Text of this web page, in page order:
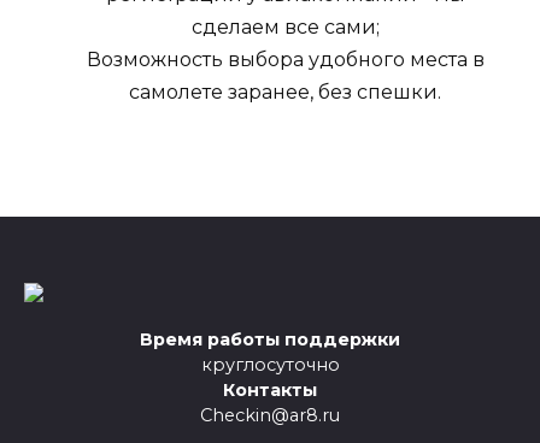
сделаем все сами;
Возможность выбора удобного места в
самолете заранее, без спешки.
Время работы поддержки
круглосуточно
Контакты
Checkin@ar8.ru